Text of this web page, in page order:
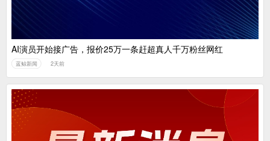
AI演员开始接广告，报价25万一条赶超真人千万粉丝网红
蓝鲸新闻 2天前